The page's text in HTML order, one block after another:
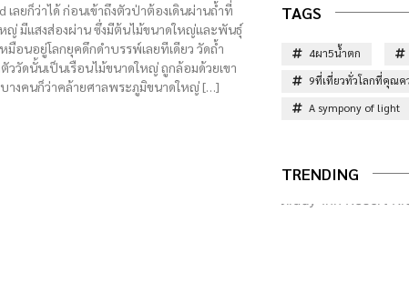
ลยก็ว่าได้ ก่อนเข้าถึงตัวป่าต้องเดินผ่านถ้ำที่
มีแสงส่องผ่าน ซึ่งมีต้นไม้ขนาดใหญ่และพันธุ์
มือนอยู่โลกยุคดึกดำบรรพ์เลยทีเดียว วัดถ้ำ
ตัววัดนั้นเป็นเรือนไม้ขนาดใหญ่ ถูกล้อมด้วยเขา
างคนก็ว่าคล้ายศาลพระภูมิขนาดใหญ่ […]
TAGS
4ผา5น้ำตก
9ที่เที่ยวทั่วโลกที่คุณค
A sympony of light
TRENDING